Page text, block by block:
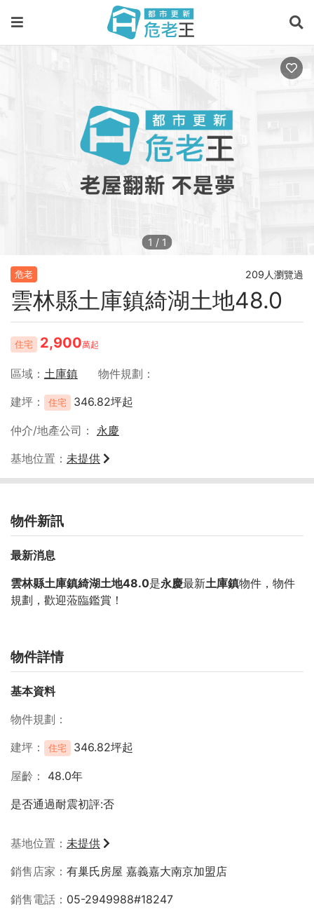
1 / 1
危老 209人瀏覽過
雲林縣土庫鎮綺湖土地48.0
住宅 2,900萬起
區域 土庫鎮
物件規劃
建坪
住宅 346.82坪起
仲介/地產公司
永慶
基地位置
未提供
物件新訊
最新消息
雲林縣土庫鎮綺湖土地48.0是永慶最新土庫鎮物件，物件
規劃 ，歡迎蒞臨鑑賞！
物件詳情
基本資料
物件規劃
建坪
住宅 346.82坪起
屋齡
48.0年
是否通過耐震初評:否
基地位置
未提供
銷售店家
有巢氏房屋 嘉義嘉大南京加盟店
銷售電話
05-2949988#18247